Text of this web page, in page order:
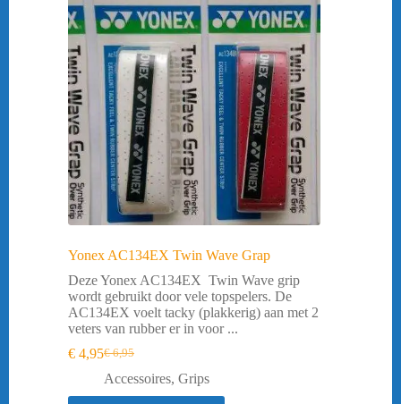
Yonex AC134EX Twin Wave Grap
Deze Yonex AC134EX Twin Wave grip
wordt gebruikt door vele topspelers. De
AC134EX voelt tacky (plakkerig) aan met 2
veters van rubber er in voor ...
€6,95
Oorspronkelijke
prijs
€ 4,95Huidige
prijs
Accessoires, Grips